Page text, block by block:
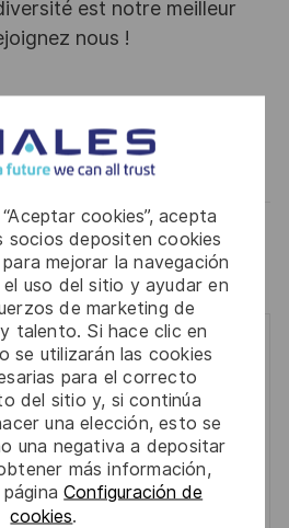
cookies”, acepta
socios depositen cookies
mejorar la navegación
uso del sitio y ayudar en
de marketing de
talento. Si hace clic en
se utilizarán las cookies
para el correcto
del sitio y, si continúa
una elección, esto se
una negativa a depositar
más información,
páginaConfiguración de
cookies.
est notre meilleur
nous !
Guardar
similar jobs
once a week
del procesamiento de